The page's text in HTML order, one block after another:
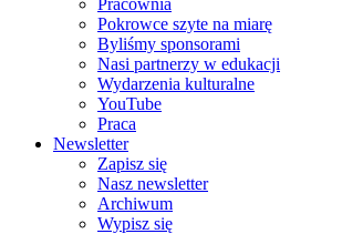
Pracownia
Pokrowce szyte na miarę
Byliśmy sponsorami
Nasi partnerzy w edukacji
Wydarzenia kulturalne
YouTube
Praca
Newsletter
Zapisz się
Nasz newsletter
Archiwum
Wypisz się